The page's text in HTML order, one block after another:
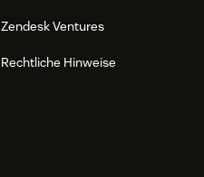
Zendesk Ventures
Rechtliche Hinweise